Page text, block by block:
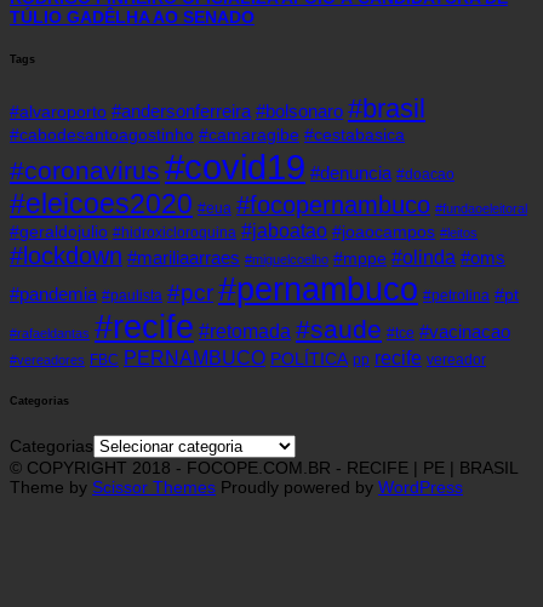
TÚLIO GADÊLHA AO SENADO
Tags
#alvaroporto #andersonferreira #bolsonaro #brasil
#cabodesantoagostinho #camaragibe #cestabasica
#coronavirus #covid19 #denuncia #doacao
#eleicoes2020 #eua #focopernambuco #fundaoeleitoral
#geraldojulio #hidroxicloroquina #jaboatao #joaocampos #leitos
#lockdown #mariliaarraes #miguelcoelho #mppe #olinda #oms
#pandemia #paulista #pcr#pernambuco #petrolina #pt
#rafaeldantas #recife #retomada #saude #tce #vacinacao
#vereadores FBC PERNAMBUCO POLÍTICA pp recife vereador
Categorias
Categorias
© COPYRIGHT 2018 - FOCOPE.COM.BR - RECIFE | PE | BRASIL
Theme by Scissor Themes Proudly powered by WordPress